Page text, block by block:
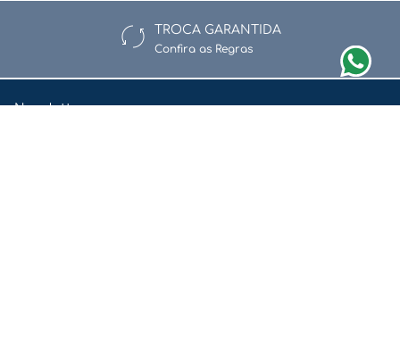
TROCA GARANTIDA
Confira as Regras
Newsletter